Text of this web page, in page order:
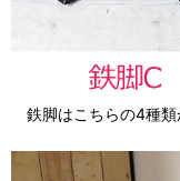
鉄脚はこちらの4種類